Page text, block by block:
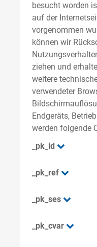
besucht worden
auf der
vorgenommen
können wir
ziehen und
weitere
verwendeter
Endgeräts,
werden folgende
_pk_id
_pk_ref
_pk_ses
_pk_cvar